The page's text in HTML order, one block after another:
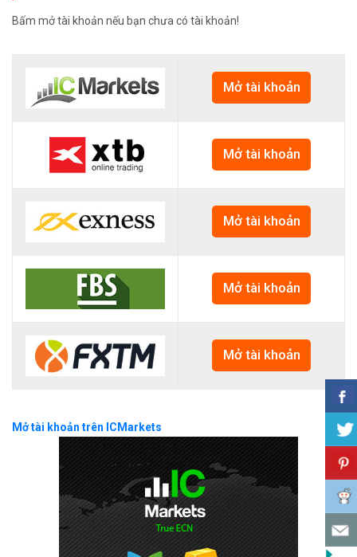
Bấm mở tài khoản nếu bạn chưa có tài khoản!
Mở tài khoản
Mở tài khoản
Mở tài khoản
Mở tài khoản
Mở tài khoản
Mở tài khoản trên ICMarkets